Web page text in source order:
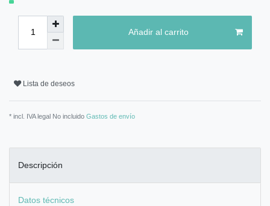
Añadir al carrito
Lista de deseos
* incl. IVA legal No incluido Gastos de envío
Descripción
Datos técnicos